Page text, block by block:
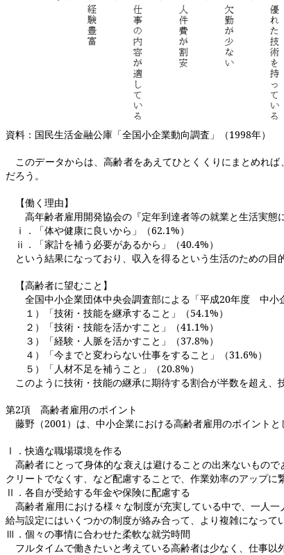
資料：国民生活金融公庫「全国小企業動向調査」（1998年）
このデータからは、高齢者をあえてひとくくりにまとめれ
だろう。
【働く理由】
高年齢者雇用開発協会の『定年到達者等の就業と生活実態
ⅰ．「体や健康に良いから」（62.1%）
ⅱ．「家計を補う必要があるから」（40.4%）
という結果になっており、収入を得るという生活のための目
【高齢者に望むこと】
全国中小企業団体中央会調査部による「平成20年度 中小
１）「技術・技能を継承すること」（54.1%）
２）「技術・技能を活かすこと」（41.1%）
３）「経験・人脈を活かすこと」（37.8%）
４）「今までと変わらない仕事をすること」（31.6%）
５）「人材不足を補うこと」（20.8%）
このように技術・技能の継承に期待する割合が半数を超え、
第2項 高齢者雇用のポイント
藤野（2001 ）は、中小企業における高齢者雇用のポイント
Ⅰ．快適な職場環境を作る
高齢者にとって身体的な衰えは避けることの出来ないもの
クリートでなくす、など配慮することで、作業効率のアップに
Ⅱ．各自が受給する年金や保険に配慮する
高齢者雇用における様々な制度が充実している中で、一人
給与設定にはいくつかの制度が絡み合って、より複雑になってい
Ⅲ．個々の事情に合わせた柔軟な就労時間
フルタイムで働きたいと考えている高齢者は少なく、仕事以